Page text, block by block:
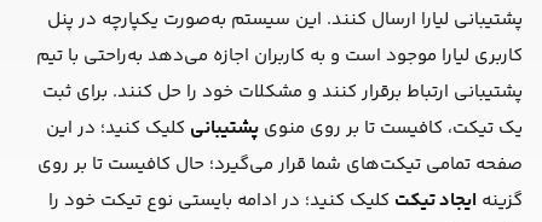
پشتیبانی لیارا ارسال کنند. این سیستم به‌صورت یکپارچه در پنل
کاربری لیارا موجود است و به کاربران اجازه می‌دهد به‌راحتی با تیم
پشتیبانی ارتباط برقرار کنند و مشکلات خود را حل کنند. برای ثبت
یک تیکت، کافیست تا بر روی منوی پشتیبانی کلیک کنید؛ در این
صفحه تمامی تیکت‌های شما قرار می‌گیرد؛ حال کافیست تا بر روی
گزینه ایجاد تیکت کلیک کنید؛ در ادامه بایستی نوع تیکت خود را